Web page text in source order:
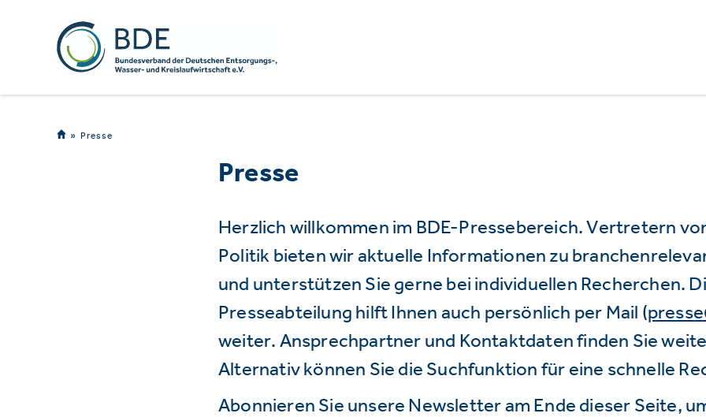
Presse
Presse
Herzlich willkommen im BDE-Pressebereich. Vertretern
Politik bieten wir aktuelle Informationen zu
und unterstützen Sie gerne bei individuellen Recherchen.
Presseabteilung hilft Ihnen auch persönlich per Mail (
weiter. Ansprechpartner und Kontaktdaten finden Sie
Alternativ können Sie die Suchfunktion für eine schnelle
Abonnieren Sie unsere Newsletter am Ende dieser Seite,